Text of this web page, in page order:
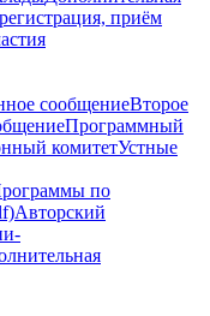
приём
сообщениеВторое
Программный
комитетУстные
по
Авторский